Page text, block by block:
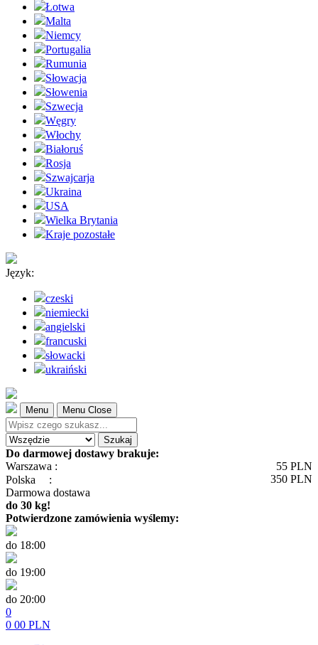
Łotwa
Malta
Niemcy
Portugalia
Rumunia
Słowacja
Słowenia
Szwecja
Węgry
Włochy
Białoruś
Rosja
Szwajcarja
Ukraina
USA
Wielka Brytania
Kraje pozostałe
Język:
czeski
niemiecki
angielski
francuski
słowacki
ukraiński
Menu Menu Close
Szukaj
Do darmowej dostawy brakuje:
Warszawa :
55 PLN
Polska
: 350 PLN
Darmowa dostawa
do 30 kg!
Potwierdzone zamówienia wyślemy:
do 18:00
do 19:00
do 20:00
0
0 00 PLN